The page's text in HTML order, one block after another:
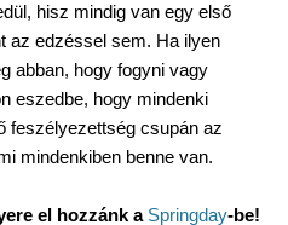
hisz mindig van egy első
az edzéssel sem. Ha ilyen
abban, hogy fogyni vagy
eszedbe, hogy mindenki
feszélyezettség csupán az
mindenkiben benne van.
el hozzánk a Springday-be!